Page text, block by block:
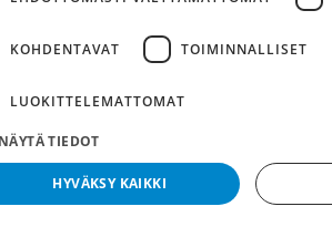
KOHDENTAVAT TOIMINNALLISET
LUOKITTELEMATTOMAT
TIEDOT
HYVÄKSY KAIKKI